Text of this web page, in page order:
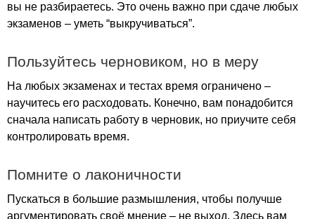
вы не разбираетесь. Это очень важно при сдаче любых
экзаменов – уметь “выкручиваться”.
Пользуйтесь черновиком, но в меру
На любых экзаменах и тестах время ограничено –
научитесь его расходовать. Конечно, вам понадобится
сначала написать работу в черновик, но приучите себя
контролировать время.
Помните о лаконичности
Пускаться в большие размышления, чтобы получше
аргументировать своё мнение – не выход. Здесь вам